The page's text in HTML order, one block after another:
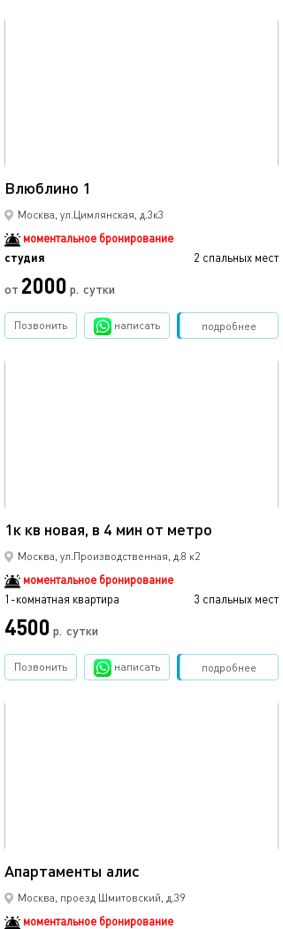
Влюблино 1
Москва, ул.Цимлянская, д.3к3
моментальное бронирование
студия
2 спальных мест
от 2000 р. сутки
подробнее
Позвонить написать Забронировать
1к кв новая, в 4 мин от метро
Москва, ул.Производственная, д.8 к2
моментальное бронирование
1-комнатная квартира
3 спальных мест
4500 р. сутки
подробнее
Позвонить написать Забронировать
Апартаменты алис
Москва, проезд Шмитовский, д.39
моментальное бронирование